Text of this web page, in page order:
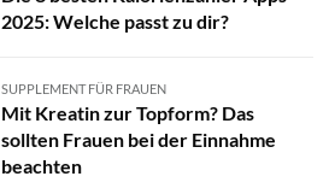
2025: Welche passt zu dir?
SUPPLEMENT FÜR FRAUEN
Mit Kreatin zur Topform? Das
sollten Frauen bei der Einnahme
beachten